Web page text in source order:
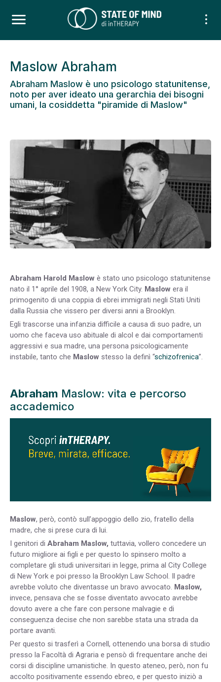
Maslow Abraham
Abraham Maslow è uno psicologo statunitense,
noto per aver ideato una gerarchia dei bisogni
umani, la cosiddetta "piramide di Maslow"
Abraham Harold Maslow è stato uno psicologo statunitense
nato il 1° aprile del 1908, a New York City. Maslow era il
primogenito di una coppia di ebrei immigrati negli Stati Uniti
dalla Russia che vissero per diversi anni a Brooklyn.
Egli trascorse una infanzia difficile a causa di suo padre, un
uomo che faceva uso abituale di alcol e dai comportamenti
aggressivi e sua madre, una persona psicologicamente
instabile, tanto che Maslow stesso la definì “schizofrenica”.
Abraham Maslow: vita e percorso
accademico
Maslow, però, contò sull’appoggio dello zio, fratello della
madre, che si prese cura di lui.
I genitori di Abraham Maslow, tuttavia, vollero concedere un
futuro migliore ai figli e per questo lo spinsero molto a
completare gli studi universitari in legge, prima al City College
di New York e poi presso la Brooklyn Law School. Il padre
avrebbe voluto che diventasse un bravo avvocato. Maslow,
invece, pensava che se fosse diventato avvocato avrebbe
dovuto avere a che fare con persone malvagie e di
conseguenza decise che non sarebbe stata una strada da
portare avanti.
Per questo si trasferì a Cornell, ottenendo una borsa di studio
presso la Facoltà di Agraria e pensò di frequentare anche dei
corsi di discipline umanistiche. In questo ateneo, però, non fu
accolto positivamente essendo ebreo, e per questo iniziò a